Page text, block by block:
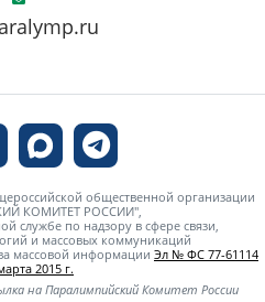
общественной организации
КОМИТЕТ РОССИИ",
службе по надзору в сфере связи,
и массовых коммуникаций
массовой информации Эл № ФС 77-61114
2015 г.
на Паралимпийский Комитет России